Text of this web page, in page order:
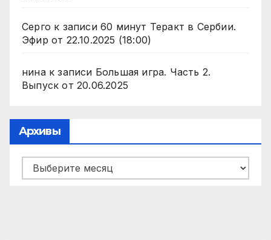
Серго к записи 60 минут Теракт в Сербии.
Эфир от 22.10.2025 (18:00)
нинак записи Большая игра. Часть 2.
Выпуск от 20.06.2025
Архивы
Архивы